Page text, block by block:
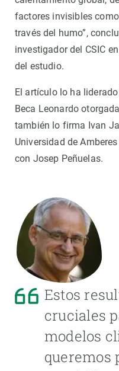
factores invisibles
través del humo”,
investigador del CSIC
del estudio.
El artículo lo ha
Beca Leonardo
también lo firma Ivan
Universidad de
con Josep Peñuelas.
Estos
cruciales
modelos
queremos